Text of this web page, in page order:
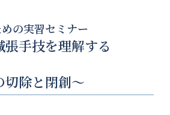
の実習セミナー
手技を理解する
切除と閉創〜